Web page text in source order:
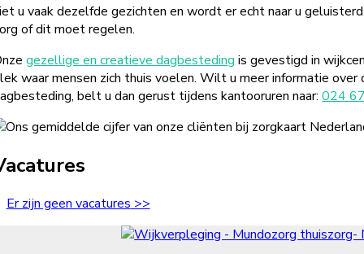
u vaak dezelfde gezichten en wordt er echt naar u
of dit moet regelen.
gezellige en creatieve dagbesteding is gevestigd in
waar mensen zich thuis voelen. Wilt u meer informatie
belt u dan gerust tijdens kantooruren naar:024
Er zijn geen vacatures